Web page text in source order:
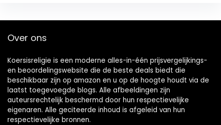
Over ons
Koersisreligie is een moderne alles-in-één prijsvergelijkings-
en beoordelingswebsite die de beste deals biedt die
beschikbaar zijn op amazon en u op de hoogte houdt via de
laatst toegevoegde blogs. Alle afbeeldingen zijn
auteursrechtelijk beschermd door hun respectievelijke
eigenaren. Alle geciteerde inhoud is afgeleid van hun
respectievelijke bronnen.